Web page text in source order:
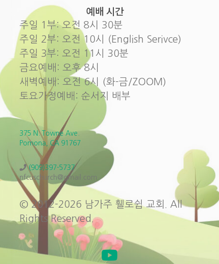
예배 시간
주일 1부: 오전 8시 30분
주일 2부: 오전 10시 (English Serivce)
주일 3부: 오전 11시 30분
금요예배: 오후 8시
새벽예배: 오전 6시 (화-금/ZOOM)
토요가정예배: 순서지 배부
375 N. Towne Ave.
Pomona, CA 91767
(909)397-5737
nfcuschurch@gmail.com
© 2012-2026 남가주 휄로쉽 교회. All
Rights Reserved.